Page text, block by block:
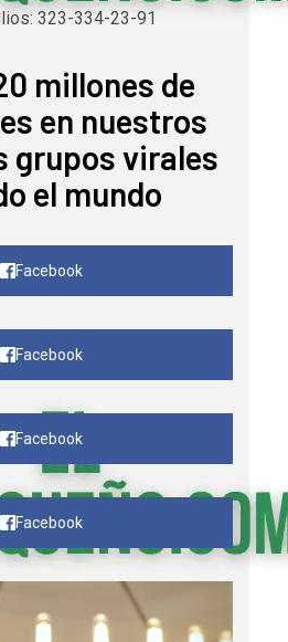
323-334-23-91
millones de
en nuestros
grupos virales
el mundo
Facebook
Facebook
Facebook
Facebook